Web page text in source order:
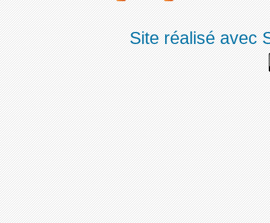
Site réalisé avec